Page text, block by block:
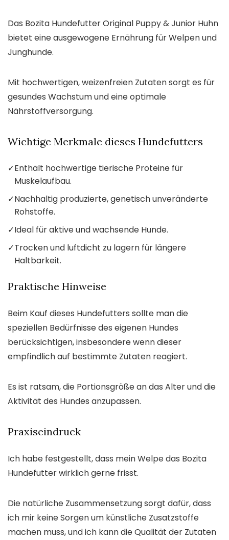
Das Bozita Hundefutter Original Puppy & Junior Huhn
bietet eine ausgewogene Ernährung für Welpen und
Junghunde.
Mit hochwertigen, weizenfreien Zutaten sorgt es für
gesundes Wachstum und eine optimale
Nährstoffversorgung.
Wichtige Merkmale dieses Hundefutters
✓Enthält hochwertige tierische Proteine für
Muskelaufbau.
✓Nachhaltig produzierte, genetisch unveränderte
Rohstoffe.
✓Ideal für aktive und wachsende Hunde.
✓Trocken und luftdicht zu lagern für längere
Haltbarkeit.
Praktische Hinweise
Beim Kauf dieses Hundefutters sollte man die
speziellen Bedürfnisse des eigenen Hundes
berücksichtigen, insbesondere wenn dieser
empfindlich auf bestimmte Zutaten reagiert.
Es ist ratsam, die Portionsgröße an das Alter und die
Aktivität des Hundes anzupassen.
Praxiseindruck
Ich habe festgestellt, dass mein Welpe das Bozita
Hundefutter wirklich gerne frisst.
Die natürliche Zusammensetzung sorgt dafür, dass
ich mir keine Sorgen um künstliche Zusatzstoffe
machen muss, und ich kann die Qualität der Zutaten